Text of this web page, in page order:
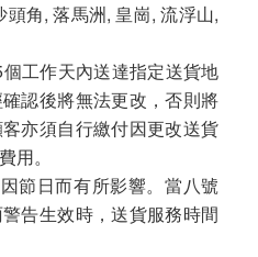
角, 落馬洲, 皇崗, 流浮山,
作天內送達指定送貨地
認後將無法更改，否則將
亦須自行繳付因更改送貨
用。
日而有所影響。當八號
告生效時，送貨服務時間